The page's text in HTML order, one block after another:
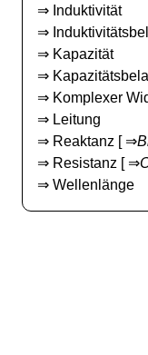
⇒ Induktivität
⇒
⇒ Kapazität
⇒
⇒ Komplexer
⇒ Leitung
⇒ Reaktanz [ ⇒
⇒ Resistanz [ ⇒
⇒ Wellenlänge